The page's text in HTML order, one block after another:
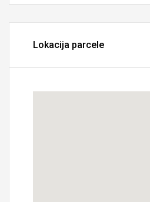
Lokacija parcele